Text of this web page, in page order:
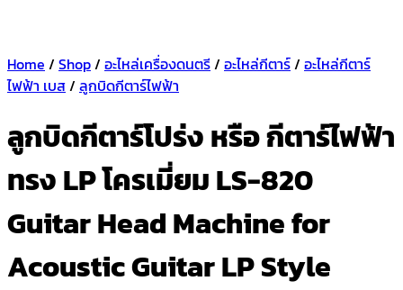
Home / Shop/ อะไหล่เครื่องดนตรี/ อะไหล่กีตาร์/ อะไหล่กีตาร์
ไฟฟ้า เบส/ ลูกบิดกีตาร์ไฟฟ้า
ลูกบิดกีตาร์โปร่ง หรือ กีตาร์ไฟฟ้า
ทรง LP โครเมี่ยม LS-820
Guitar Head Machine for
Acoustic Guitar LP Style